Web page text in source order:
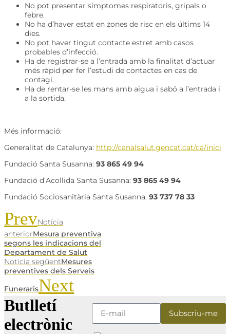
No pot presentar símptomes respiratoris, gripals o
febre.
No ha d’haver estat en zones de risc en els últims 14
dies.
No pot haver tingut contacte estret amb casos
probables d’infecció.
Ha de registrar-se a l’entrada amb la finalitat d’actuar
més ràpid per fer l’estudi de contactes en cas de
contagi.
Ha de rentar-se les mans amb aigua i sabó a l’entrada i
a la sortida.
Més informació:
Generalitat de Catalunya: http://canalsalut.gencat.cat/ca/inici
Fundació Santa Susanna: 93 865 49 94
Fundació d’Acollida Santa Susanna: 93 865 49 94
Fundació Sociosanitària Santa Susanna: 93 737 78 33
PrevNotícia
anteriorMesura preventiva
segons les indicacions del
Departament de Salut
Notícia següentMesures
preventives dels Serveis
FunerarisNext
Butlletí
electrònic